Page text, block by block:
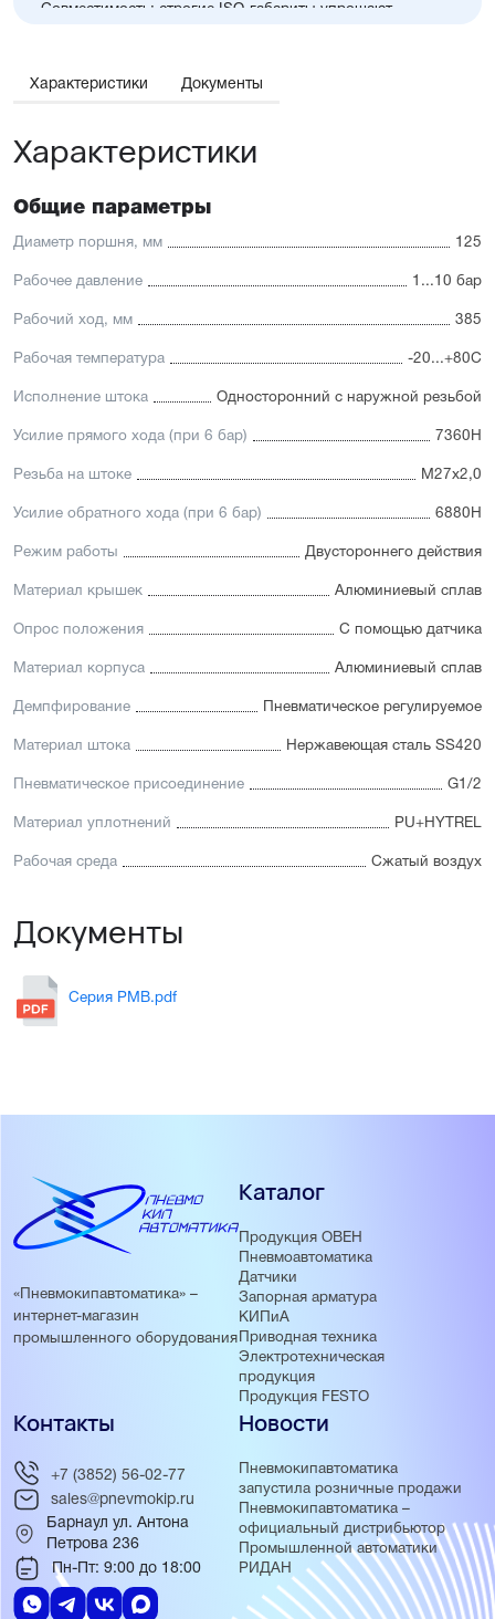
Совместимость: строгие ISO-габариты упрощают
условиях
Отличительные черты:
Высокое усилие при прямом и обратном ходе
Уплотнение — полиуретан (PU) с возможностью
замены на уплотнения с расширенным температурным
тяжелых условиях. А также дополнительное
частицы в полость цилиндра
элоксаловым покрытием, препятствующим коррозии
(нержавейка доступна в качестве опции)
демпфирование
Характеристики Документы
Характеристики
Общие параметры
Диаметр поршня, мм 125
Рабочее давление 1...10 бар
Рабочий ход, мм 385
Рабочая температура -20...+80С
Исполнение штока Односторонний с наружной резьбой
Усилие прямого хода (при 6 бар) 7360Н
Резьба на штоке М27х2,0
Усилие обратного хода (при 6 бар) 6880Н
Режим работы Двустороннего действия
Материал крышек Алюминиевый сплав
Опрос положения С помощью датчика
Материал корпуса Алюминиевый сплав
Демпфирование Пневматическое регулируемое
Материал штока Нержавеющая сталь SS420
Пневматическое присоединение G1/2
Материал уплотнений PU+HYTREL
Рабочая среда Сжатый воздух
Документы
Серия PMB.pdf
«Пневмокипавтоматика» –
интернет-магазин
промышленного оборудования
Каталог
Продукция ОВЕН
Пневмоавтоматика
Датчики
Запорная арматура
КИПиА
Приводная техника
Электротехническая
продукция
Продукция FESTO
Новости
Пневмокипавтоматика
запустила розничные продажи
Пневмокипавтоматика –
официальный дистрибьютор
Промышленной автоматики
РИДАН
Контакты
+7 (3852) 56-02-77
sales@pnevmokip.ru
Барнаул ул. Антона
Петрова 236
Пн-Пт: 9:00 до 18:00